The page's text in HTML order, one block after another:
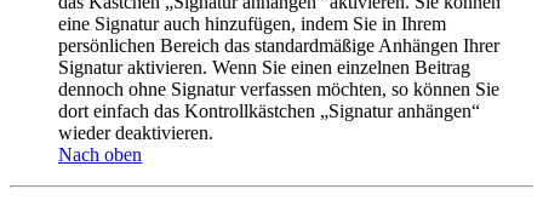
eine Signatur auch hinzufügen, indem Sie in Ihrem
persönlichen Bereich das standardmäßige Anhängen Ihrer
Signatur aktivieren. Wenn Sie einen einzelnen Beitrag
dennoch ohne Signatur verfassen möchten, so können Sie
dort einfach das Kontrollkästchen „Signatur anhängen“
wieder deaktivieren.
Nach oben